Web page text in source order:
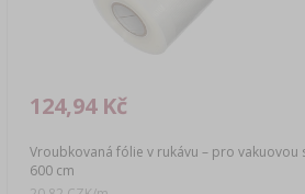
Vroubkovaná fólie v rukávu – pro vakuovou
600 cm
124,94 Kč